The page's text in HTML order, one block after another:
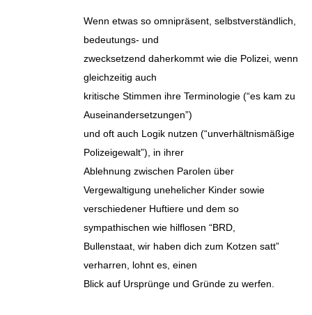
Wenn etwas so omnipräsent, selbstverständlich,
bedeutungs- und
zwecksetzend daherkommt wie die Polizei, wenn
gleichzeitig auch
kritische Stimmen ihre Terminologie (“es kam zu
Auseinandersetzungen”)
und oft auch Logik nutzen (“unverhältnismäßige
Polizeigewalt”), in ihrer
Ablehnung zwischen Parolen über
Vergewaltigung unehelicher Kinder sowie
verschiedener Huftiere und dem so
sympathischen wie hilflosen “BRD,
Bullenstaat, wir haben dich zum Kotzen satt”
verharren, lohnt es, einen
Blick auf Ursprünge und Gründe zu werfen.